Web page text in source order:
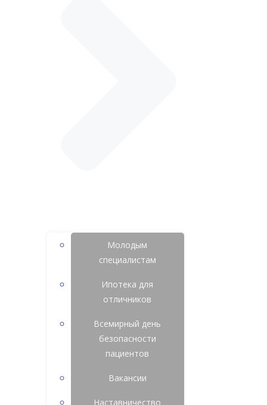
Молодым
специалистам
Ипотека для
отличников
Всемирный день
безопасности
пациентов
Вакансии
Наставничество